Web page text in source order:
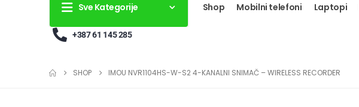
Sve Kategorije Shop Mobilni telefoni Laptopi
+387 61 145 285
SHOP IMOU NVR1104HS-W-S2 4-KANALNI SNIMAČ – WIRELESS RECORDER